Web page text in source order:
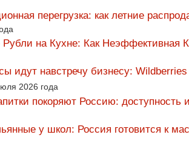
перегрузка: как летние
Рубли на Кухне: Как
идут навстречу бизнесу:
2026 года
покоряют Россию:
у школ: Россия готовится к